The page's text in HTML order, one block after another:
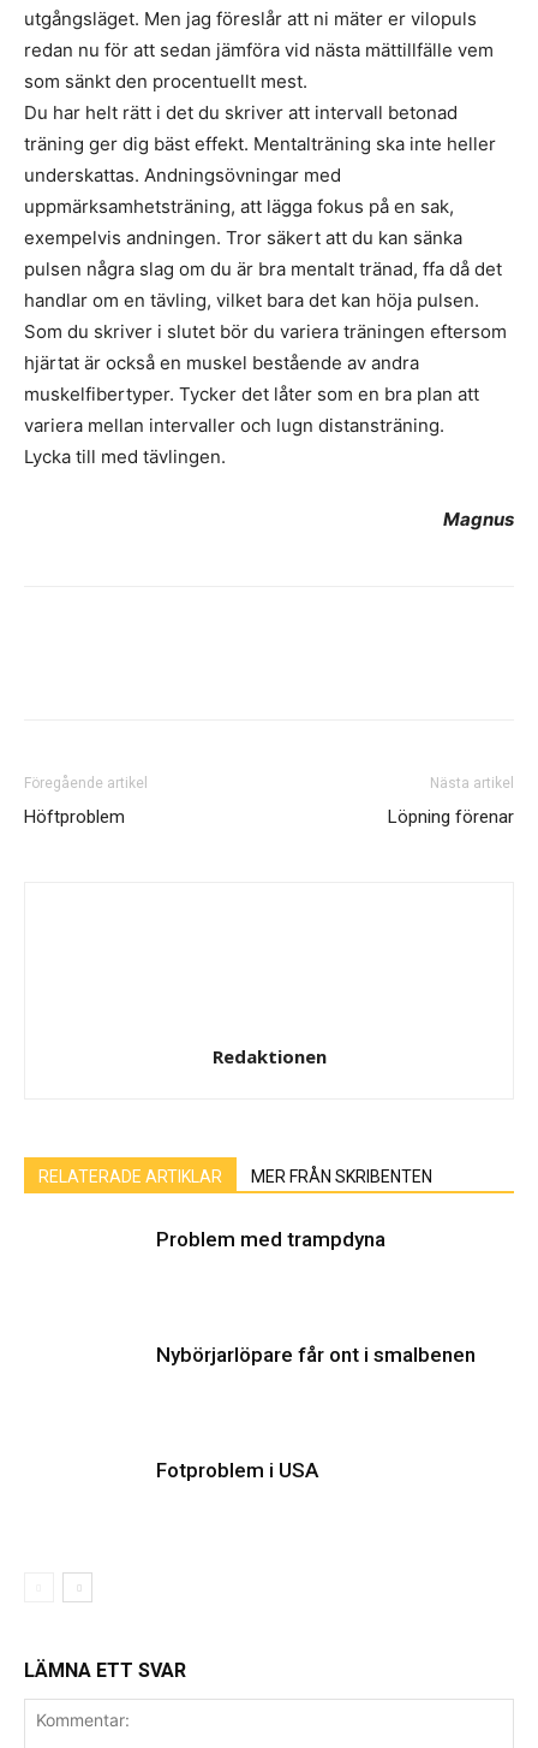
utgångsläget. Men jag föreslår att ni mäter er vilopuls
redan nu för att sedan jämföra vid nästa mättillfälle vem
som sänkt den procentuellt mest.
Du har helt rätt i det du skriver att intervall betonad
träning ger dig bäst effekt. Mentalträning ska inte heller
underskattas. Andningsövningar med
uppmärksamhetsträning, att lägga fokus på en sak,
exempelvis andningen. Tror säkert att du kan sänka
pulsen några slag om du är bra mentalt tränad, ffa då det
handlar om en tävling, vilket bara det kan höja pulsen.
Som du skriver i slutet bör du variera träningen eftersom
hjärtat är också en muskel bestående av andra
muskelfibertyper. Tycker det låter som en bra plan att
variera mellan intervaller och lugn distansträning.
Lycka till med tävlingen.
Magnus
Föregående artikel
Höftproblem
Nästa artikel
Löpning förenar
Redaktionen
RELATERADE ARTIKLAR MER FRÅN SKRIBENTEN
Problem med trampdyna
Nybörjarlöpare får ont i smalbenen
Fotproblem i USA
LÄMNA ETT SVAR